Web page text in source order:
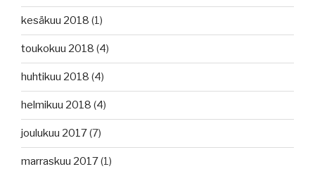
kesäkuu 2018 (1)
toukokuu 2018 (4)
huhtikuu 2018 (4)
helmikuu 2018 (4)
joulukuu 2017(7)
marraskuu 2017(1)